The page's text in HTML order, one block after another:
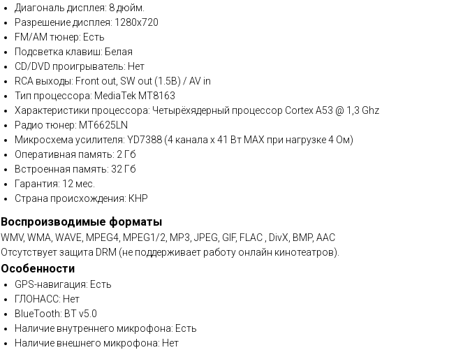
Диагональ дисплея: 8 дюйм.
Разрешение дисплея: 1280x720
FM/AM тюнер: Есть
Подсветка клавиш: Белая
CD/DVD проигрыватель: Нет
RCA выходы: Front out, SW out (1.5В) / AV in
Тип процессора: MediaTek MT8163
Характеристики процессора: Четырёхядерный процессор Cortex A53 @ 1,3 Ghz
Радио тюнер: MT6625LN
Микросхема усилителя: YD7388 (4 канала x 41 Вт МАХ при нагрузке 4 Ом)
Оперативная память: 2 Гб
Встроенная память: 32 Гб
Гарантия: 12 мес.
Страна происхождения: КНР
Воспроизводимые форматы
WMV, WMA, WAVE, MPEG4, MPEG1/2, MP3, JPEG, GIF, FLAC , DivX, BMP, AAC
Отсутствует защита DRM (не поддерживает работу онлайн кинотеатров).
Особенности
GPS-навигация: Есть
ГЛОНАСС: Нет
BlueTooth: BT v5.0
Наличие внутреннего микрофона: Есть
Наличие внешнего микрофона: Нет